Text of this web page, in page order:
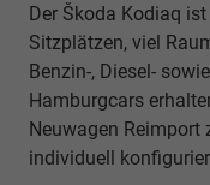
Der Škoda Kodiaq
Sitzplätzen, viel
Benzin-, Diesel-
Hamburgcars
Neuwagen
individuell